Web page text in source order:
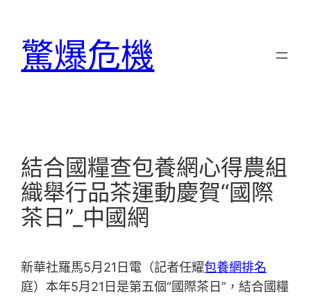
驚爆危機
結合國糧查包養網心得農組
織舉行品茶運動慶賀“國際
茶日”_中國網
新華社羅馬5月21日電（記者任耀包養網排名
庭）本年5月21日是第五個“國際茶日”，結合國糧